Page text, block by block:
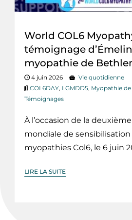
World COL6
témoignage
myopathie de
4 juin 2026
Vie quotidienne
COL6DAY, LGMDD5, Myopathie
Témoignages
À l’occasion de la
mondiale de sensibilisation
myopathies Col6, le 6 juin
LIRE LA SUITE